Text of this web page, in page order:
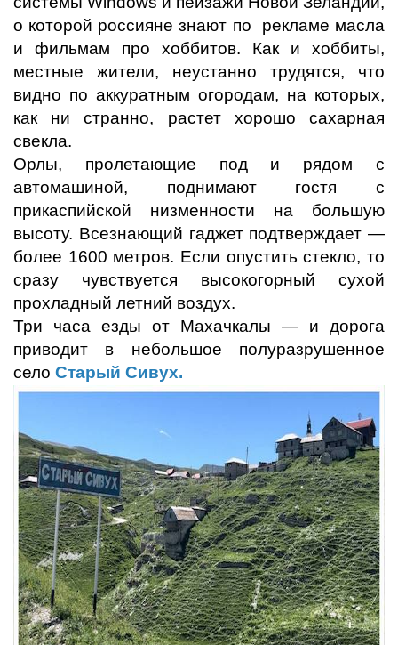
о которой россияне знают по рекламе масла
и фильмам про хоббитов. Как и хоббиты,
местные жители, неустанно трудятся, что
видно по аккуратным огородам, на которых,
как ни странно, растет хорошо сахарная
свекла.
Орлы, пролетающие под и рядом с
автомашиной, поднимают гостя с
прикаспийской низменности на большую
высоту. Всезнающий гаджет подтверждает —
более 1600 метров. Если опустить стекло, то
сразу чувствуется высокогорный сухой
прохладный летний воздух.
Три часа езды от Махачкалы — и дорога
приводит в небольшое полуразрушенное
село Старый Сивух.